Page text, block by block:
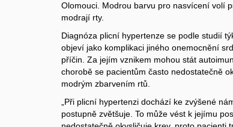
Olomouci. Modrou barvu pro nasvícení volí
modrají rty.
Diagnóza plicní hypertenze se podle studií
objeví jako komplikaci jiného onemocnění
příčin. Za jejím vznikem mohou stát
chorobě se pacientům často nedostatečně
modrým zbarvením rtů.
„Při plicní hypertenzi dochází ke zvýšené
postupně zvětšuje. To může vést k jejímu